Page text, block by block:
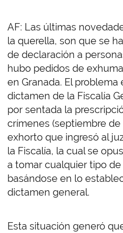
AF: Las últimas
la querella, son que se
de declaración a
hubo pedidos de
en Granada. El
dictamen de la Fiscalía
por sentada la
crímenes (septiembre de
exhorto que ingresó al
la Fiscalía, la cual se
a tomar cualquier tipo de
basándose en lo
dictamen general.
Esta situación generó